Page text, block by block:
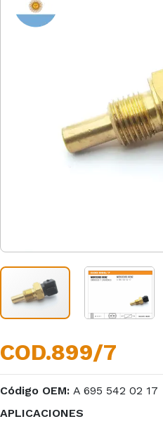
COD.899/7
Código OEM: A 695 542 02 17
APLICACIONES